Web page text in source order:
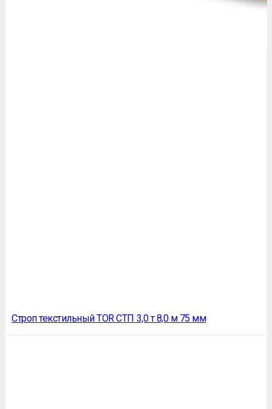
Строп текстильный TOR СТП 3,0 т 8,0 м 75 мм